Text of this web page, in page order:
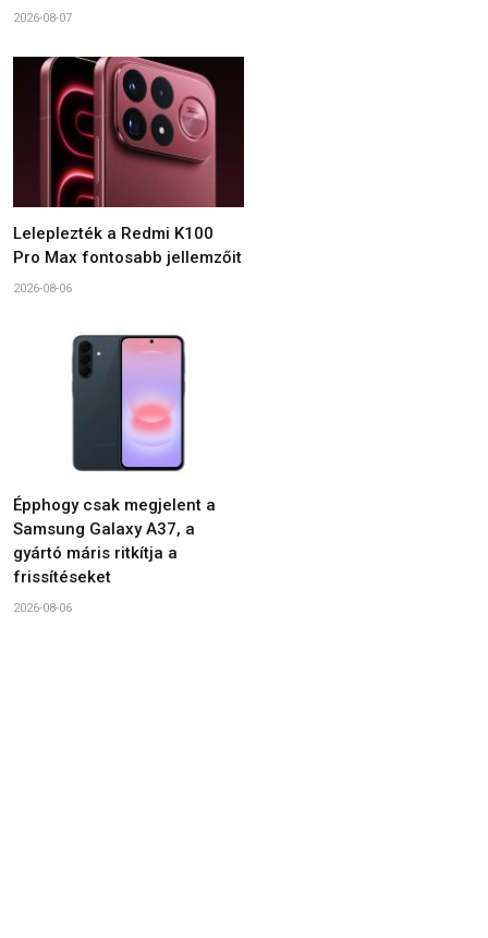
2026-08-07
Leleplezték a Redmi K100
Pro Max fontosabb jellemzőit
2026-08-06
Épphogy csak megjelent a
Samsung Galaxy A37, a
gyártó máris ritkítja a
frissítéseket
2026-08-06